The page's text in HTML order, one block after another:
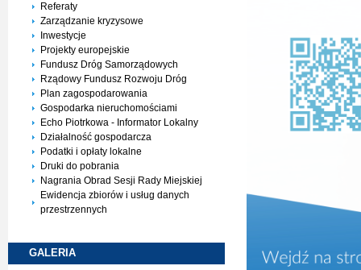
Referaty
Zarządzanie kryzysowe
Inwestycje
Projekty europejskie
Fundusz Dróg Samorządowych
Rządowy Fundusz Rozwoju Dróg
Plan zagospodarowania
Gospodarka nieruchomościami
Echo Piotrkowa - Informator Lokalny
Działalność gospodarcza
Podatki i opłaty lokalne
Druki do pobrania
Nagrania Obrad Sesji Rady Miejskiej
Ewidencja zbiorów i usług danych
przestrzennych
GALERIA